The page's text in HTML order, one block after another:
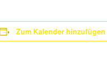
Zum Kalender hinzufügen